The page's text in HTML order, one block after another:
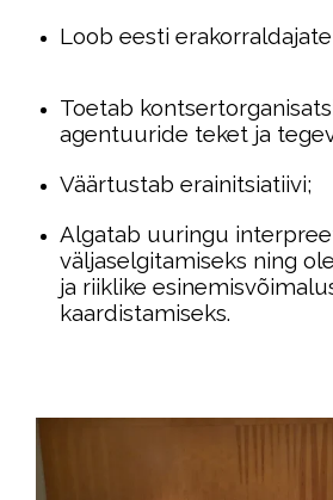
Loob eesti
Toetab
agentuuride teket ja
Väärtustab erainitsiatiivi;
Algatab uuringu
väljaselgitamiseks ning
ja riiklike
kaardistamiseks.